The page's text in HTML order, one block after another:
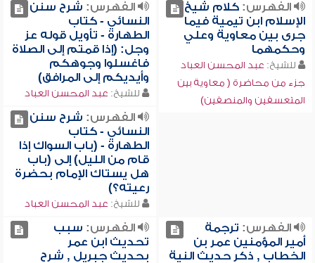
الفهرس:كلام شيخ
الإسلام ابن تيمية فيما
جرى بين معاوية وعلي
وحكمهما
للشيخ: عبد المحسن العباد
جزء من محاضرة ( معاوية بين
المتعسفين والمنصفين)
الفهرس: شرح سنن
النسائي - كتاب
الطهارة - تأويل قوله عز
وجل: (إذا قمتم إلى الصلاة
فاغسلوا وجوهكم
وأيديكم إلى المرافق)
للشيخ: عبد المحسن العباد
الفهرس: شرح سنن
النسائي - كتاب
الطهارة - (باب السواك إذا
قام من الليل) إلى (باب
هل يستاك الإمام بحضرة
رعيته؟)
للشيخ: عبد المحسن العباد
الفهرس: ترجمة
أمير المؤمنين عمر بن
الخطاب , ذكر حديث النية
الفهرس: سبب
تحديث ابن عمر
بحديث جبريل , شرح